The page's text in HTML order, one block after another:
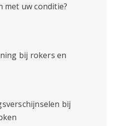
met uw conditie?
bij rokers en
bij